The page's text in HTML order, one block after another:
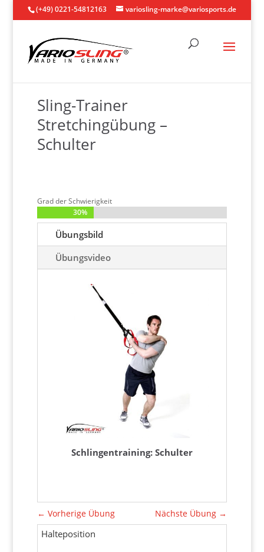
(+49) 0221-54812163 variosling-marke@variosports.de
Sling-Trainer
Stretchingübung –
Schulter
Grad der Schwierigkeit
30%
30%
Übungsbild
Übungsvideo
Schlingentraining: Schulter
← Vorherige Übung Nächste Übung →
Halteposition